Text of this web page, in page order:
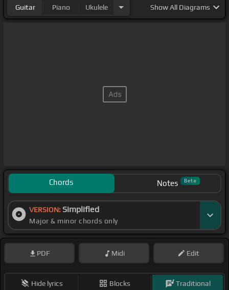
Guitar Piano Ukulele ShowAll Diagrams
Chords Notes Beta
VERSION: Simplified
Major & minor chords only
PDF Midi Edit
Hide lyrics Blocks Traditional